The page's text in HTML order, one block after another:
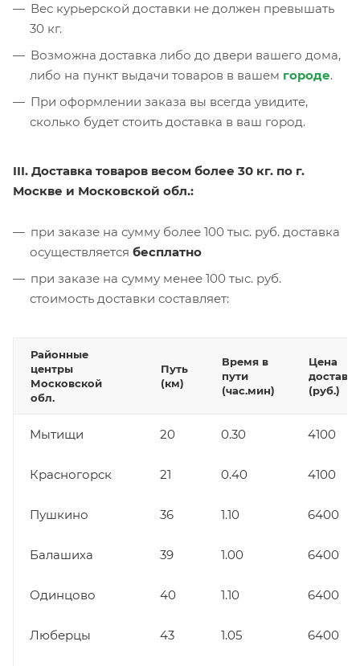
Вес курьерской доставки не должен превышать
30 кг.
Возможна доставка либо до двери вашего дома,
либо на пункт выдачи товаров в вашем городе.
При оформлении заказа вы всегда увидите,
сколько будет стоить доставка в ваш город.
III. Доставка товаров весом более 30 кг. по г.
Москве и Московской обл.:
при заказе на сумму более 100 тыс. руб. доставка
осуществляется бесплатно
при заказе на сумму менее 100 тыс. руб.
стоимость доставки составляет:
Районные
центры
Московской
обл.
Путь
(км)
Время в
пути
(час.мин)
Цена
(руб.)
Мытищи 20 0.30 4100
Красногорск 21 0.40 4100
Пушкино 36 1.10 6400
Балашиха 39 1.00 6400
Одинцово 40 1.10 6400
Люберцы 43 1.05 6400